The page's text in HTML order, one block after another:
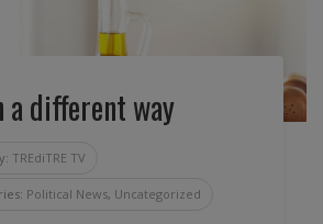
a different way
TREdiTRE TV
Political News, Uncategorized